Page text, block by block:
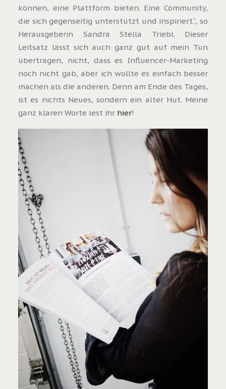
können, eine Plattform bieten. Eine Community,
die sich gegenseitig unterstützt und inspiriert.“, so
Herausgeberin Sandra Stella Triebl. Dieser
Leitsatz lässt sich auch ganz gut auf mein Tun
übertragen, nicht, dass es Influencer-Marketing
noch nicht gab, aber ich wollte es einfach besser
machen als die anderen. Denn am Ende des Tages,
ist es nichts Neues, sondern ein alter Hut. Meine
ganz klaren Worte lest ihr hier!